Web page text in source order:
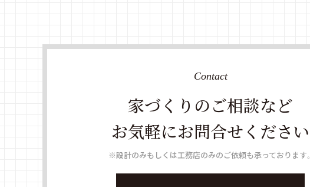
家づくりのご相談など
お気軽にお問合せください
Contact
※設計のみもしくは工務店のみのご依頼も承っております。